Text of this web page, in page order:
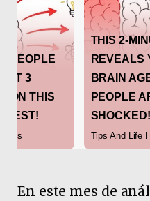
En este mes de